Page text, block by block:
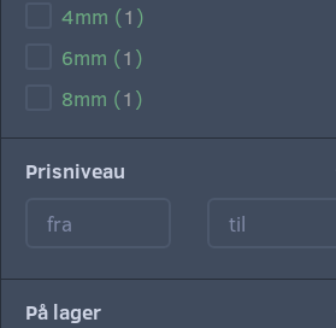
4mm (1 )
6mm (1 )
8mm (1 )
Prisniveau
På lager